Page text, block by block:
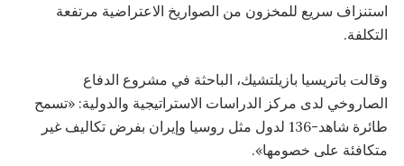
استنزاف سريع للمخزون من الصواريخ الاعتراضية مرتفعة
التكلفة.
وقالت باتريسيا بازيلتشيك، الباحثة في مشروع الدفاع
الصاروخي لدى مركز الدراسات الاستراتيجية والدولية: «تسمح
طائرة شاهد-136 لدول مثل روسيا وإيران بفرض تكاليف غير
متكافئة على خصومها».